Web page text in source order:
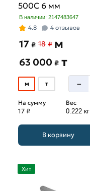
500С 6 мм
В наличии: 2147483647
4.8 4 отзывов
17₽ 18 ₽ м
63 000₽ т
м т –
На сумму
17 ₽
Вес
0.222 кг
В корзину
Хит